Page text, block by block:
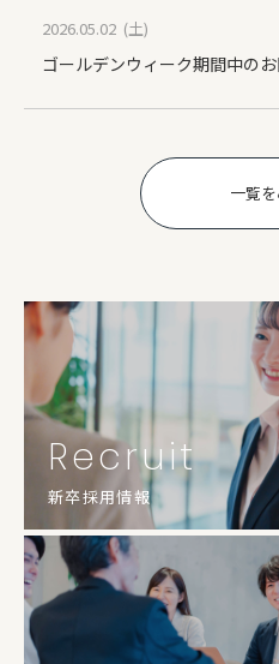
2026.05.02 (土)
ゴールデンウィーク期間中の
一覧
Recruit
新卒採用情報